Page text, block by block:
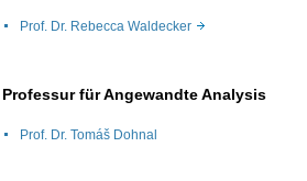
Prof. Dr. Rebecca Waldecker
Professur für Angewandte Analysis
Prof. Dr. Tomáš Dohnal